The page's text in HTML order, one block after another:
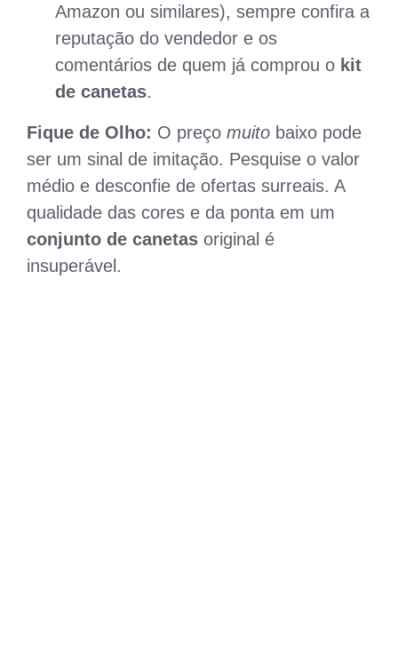
Amazon ou similares), sempre confira a
reputação do vendedor e os
comentários de quem já comprou o kit
de canetas.
Fique de Olho: O preço muito baixo pode
ser um sinal de imitação. Pesquise o valor
médio e desconfie de ofertas surreais. A
qualidade das cores e da ponta em um
conjunto de canetas original é
insuperável.